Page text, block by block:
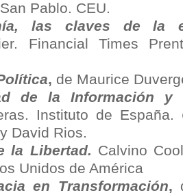
Pablo. CEU.
las claves de la
Financial Times
, de Maurice
de la Información y
Instituto de España.
David Rios.
la Libertad. Calvino
Unidos de América
en Transformación,